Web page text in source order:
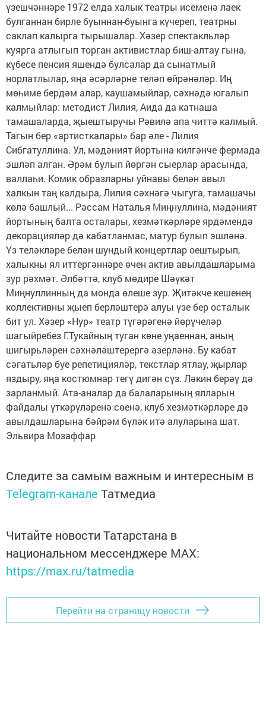
үзешчәннәре 1972 елда халык театры исеменә лаек
булганнан бирле буыннан-буынга күчереп, театрны
саклап калырга тырышалар. Хәзер спектакльләр
куярга атлыгып торган активистлар биш-алтау гына,
күбесе пенсия яшендә булсалар да сынатмый
норлатлылар, яңа әсәрләрне теләп өйрәнәләр. Иң
мөһиме бердәм алар, каушамыйлар, сәхнәдә югалып
калмыйлар: методист Лилия, Аида да катнаша
тамашаларда, җыештыручы Рәвилә апа читтә калмый.
Тагын бер «артисткалары» бар әле - Лилия
Сибгатуллина. Ул, мәдәният йортына килгәнче фермада
эшләп алган. Әрәм булып йөргән сыерлар арасында,
валлаһи. Комик образларны уйнавы белән авыл
халкын таң калдыра, Лилия сәхнәгә чыгуга, тамашачы
көлә башлый... Рәссам Наталья Миңнуллина, мәдәният
йортының балта осталары, хезмәткәрләре ярдәмендә
декорацияләр дә кабатланмас, матур булып эшләнә.
Үз теләкләре белән шундый концертлар оештырып,
халыкны ял иттергәннәре өчен актив авылдашларыма
зур рәхмәт. Әлбәттә, клуб мөдире Шәүкәт
Миңнуллинның да монда өлеше зур. Җитәкче кешенең
коллективны җыеп берләштерә алуы үзе бер осталык
бит ул. Хәзер «Нур» театр түгәрәгенә йөрүчеләр
шагыйребез Г.Тукайның туган көне уңаеннан, аның
шигырьләрен сәхнәләштерергә әзерләнә. Бу кабат
сәгатьләр буе репетицияләр, текстлар ятлау, җырлар
яздыру, яңа костюмнар тегү дигән сүз. Ләкин берәү дә
зарланмый. Ата-аналар да балаларының ялларын
файдалы үткәрүләренә сөенә, клуб хезмәткәрләре дә
авылдашларына бәйрәм бүләк итә алуларына шат.
Эльвира Мозаффар
Следите за самым важным и интересным в
Telegram-канале Татмедиа
Читайте новости Татарстана в
национальном мессенджере MАХ:
https://max.ru/tatmedia
Перейти на страницу новости